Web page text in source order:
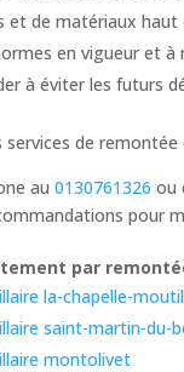
et de matériaux
en vigueur et
à éviter les futurs
services de
au0130761326 ou
pour
par
la-chapelle-
saint-martin-du-
montolivet